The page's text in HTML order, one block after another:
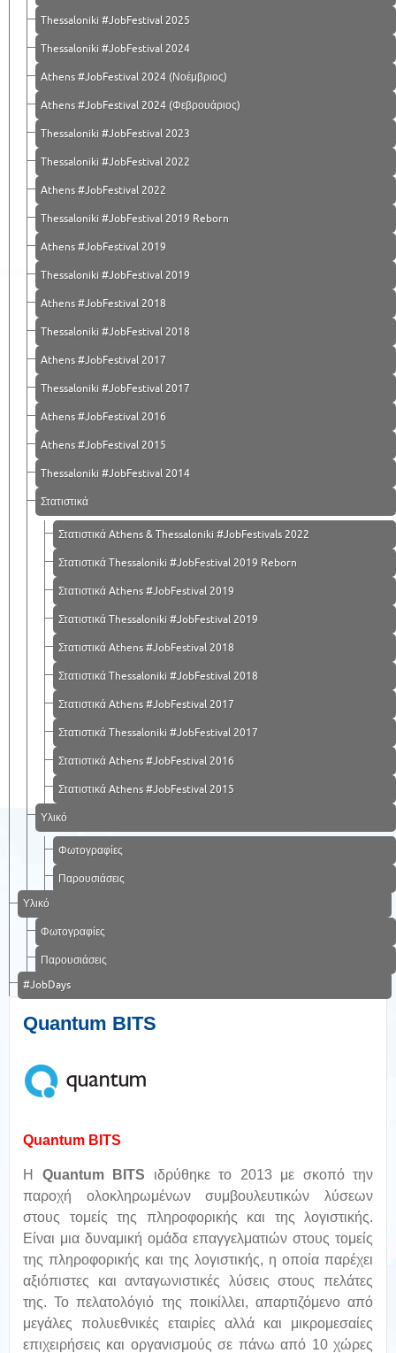
Thessaloniki #JobFestival 2025
Thessaloniki #JobFestival 2024
Athens #JobFestival 2024 (Νοέμβριος)
Athens #JobFestival 2024 (Φεβρουάριος)
Thessaloniki #JobFestival 2023
Thessaloniki #JobFestival 2022
Athens #JobFestival 2022
Thessaloniki #JobFestival 2019 Reborn
Athens #JobFestival 2019
Thessaloniki #JobFestival 2019
Athens #JobFestival 2018
Thessaloniki #JobFestival 2018
Athens #JobFestival 2017
Τhessaloniki #JobFestival 2017
Athens #JobFestival 2016
Athens #JobFestival 2015
Thessaloniki #JobFestival 2014
Στατιστικά
Στατιστικά Athens & Thessaloniki #JobFestivals 2022
Στατιστικά Thessaloniki #JobFestival 2019 Reborn
Στατιστικά Athens #JobFestival 2019
Στατιστικά Thessaloniki #JobFestival 2019
Στατιστικά Athens #JobFestival 2018
Στατιστικά Thessaloniki #JobFestival 2018
Στατιστικά Athens #JobFestival 2017
Στατιστικά Thessaloniki #JobFestival 2017
Στατιστικά Athens #JobFestival 2016
Στατιστικά Athens #JobFestival 2015
Υλικό
Φωτογραφίες
Παρουσιάσεις
Υλικό
Φωτογραφίες
Παρουσιάσεις
#JobDays
Quantum BITS
Quantum BITS
Η Quantum BITS ιδρύθηκε το 2013 με σκοπό την
παροχή ολοκληρωμένων συμβουλευτικών λύσεων
στους τομείς της πληροφορικής και της λογιστικής.
Είναι μια δυναμική ομάδα επαγγελματιών στους τομείς
της πληροφορικής και της λογιστικής, η οποία παρέχει
αξιόπιστες και ανταγωνιστικές λύσεις στους πελάτες
της. Το πελατολόγιό της ποικίλλει, απαρτιζόμενο από
μεγάλες πολυεθνικές εταιρίες αλλά και μικρομεσαίες
επιχειρήσεις και οργανισμούς σε πάνω από 10 χώρες